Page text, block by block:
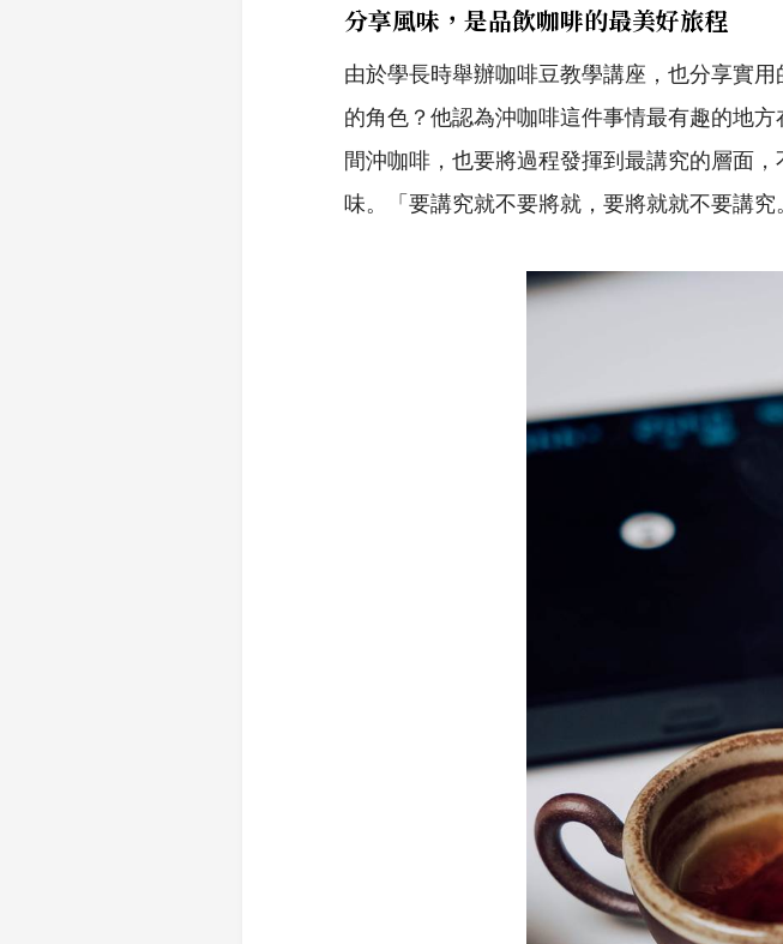
分享風味，是品飲咖啡的最美好旅程
由於學長時舉辦咖啡豆教學講座，也分享實
的角色？他認為沖咖啡這件事情最有趣的地
間沖咖啡，也要將過程發揮到最講究的層面
味。「要講究就不要將就，要將就就不要講